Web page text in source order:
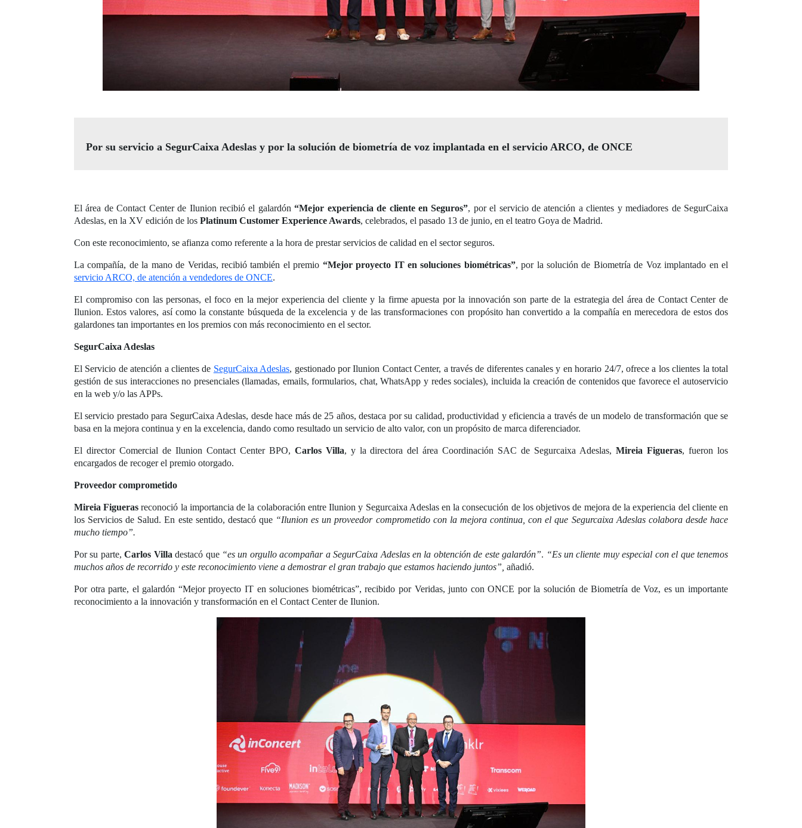
Por su servicio a SegurCaixa Adeslas y por la solución de biometría de voz implantada en el servicio ARCO, de ONCE
El área de Contact Center de Ilunion recibió el galardón“Mejor experiencia de cliente en Seguros”, por el servicio de atención a clientes y mediadores de SegurCaixa
Adeslas, en la XV edición de los Platinum Customer Experience Awards, celebrados, el pasado 13 de junio, en el teatro Goya de Madrid.
Con este reconocimiento, se afianza como referente a la hora de prestar servicios de calidad en el sector seguros.
La compañía, de la mano de Veridas, recibió también el premio “Mejor proyecto IT en soluciones biométricas”, por la solución de Biometría de Voz implantado en el
servicio ARCO, de atención a vendedores de ONCE.
El compromiso con las personas, el foco en la mejor experiencia del cliente y la firme apuesta por la innovación son parte de la estrategia del área de Contact Center de
Ilunion. Estos valores, así como la constante búsqueda de la excelencia y de las transformaciones con propósito han convertido a la compañía en merecedora de estos dos
galardones tan importantes en los premios con más reconocimiento en el sector.
SegurCaixa Adeslas
El Servicio de atención a clientes de SegurCaixa Adeslas, gestionado por Ilunion Contact Center, a través de diferentes canales y en horario 24/7, ofrece a los clientes la total
gestión de sus interacciones no presenciales (llamadas, emails, formularios, chat, WhatsApp y redes sociales), incluida la creación de contenidos que favorece el autoservicio
en la web y/o las APPs.
El servicio prestado para SegurCaixa Adeslas, desde hace más de 25 años, destaca por su calidad, productividad y eficiencia a través de un modelo de transformación que se
basa en la mejora continua y en la excelencia, dando como resultado un servicio de alto valor, con un propósito de marca diferenciador.
El director Comercial de Ilunion Contact Center BPO, Carlos Villa, y la directora del área Coordinación SAC de Segurcaixa Adeslas,Mireia Figueras, fueron los
encargados de recoger el premio otorgado.
Proveedor comprometido
Mireia Figueras reconoció la importancia de la colaboración entre Ilunion y Segurcaixa Adeslas en la consecución de los objetivos de mejora de la experiencia del cliente en
los Servicios de Salud. En este sentido, destacó que “Ilunion es un proveedor comprometido con la mejora continua, con el que Segurcaixa Adeslas colabora desde hace
mucho tiempo”.
Por su parte,Carlos Villa destacó que “es un orgullo acompañar a SegurCaixa Adeslas en la obtención de este galardón”. “Es un cliente muy especial con el que tenemos
muchos años de recorrido y este reconocimiento viene a demostrar el gran trabajo que estamos haciendo juntos”, añadió.
Por otra parte, el galardón “Mejor proyecto IT en soluciones biométricas”, recibido por Veridas, junto con ONCE por la solución de Biometría de Voz, es un importante
reconocimiento a la innovación y transformación en el Contact Center de Ilunion.